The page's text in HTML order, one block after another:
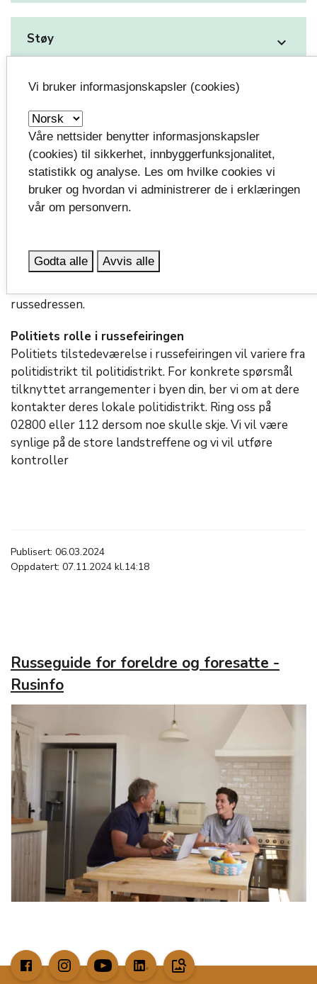
Støy expand_more
Overstadig beruselse og bruk av rusmidler
Voldtekt, slåsskamper og andre hendelserexpand_more
Vi vil også at dere skal minne barna deres om at det er
de samme lover og regler som gjelder for russen som
russ eller har på seg russedress. Tvert imot, så er man
faktisk enda mer synlig for politiet og vil bli utsatt for
russedressen.
Politiets rolle i russefeiringen
Politiets tilstedeværelse i russefeiringen vil variere fra
politidistrikt til politidistrikt. For konkrete spørsmål
tilknyttet arrangementer i byen din, ber vi om at dere
kontakter deres lokale politidistrikt. Ring oss på
02800 eller 112 dersom noe skulle skje. Vi vil være
synlige på de store landstreffene og vi vil utføre
kontroller
Publisert: 06.03.2024
Oppdatert: 07.11.2024 kl.14:18
Russeguide for foreldre og foresatte -
Rusinfo
image_search
Vi bruker informasjonskapsler (cookies)
Våre nettsider benytter informasjonskapsler
(cookies) til sikkerhet, innbyggerfunksjonalitet,
statistikk og analyse. Les om hvilke cookies vi
bruker og hvordan vi administrerer de i erklæringen
vår om personvern.
Godta alle Avvis alle